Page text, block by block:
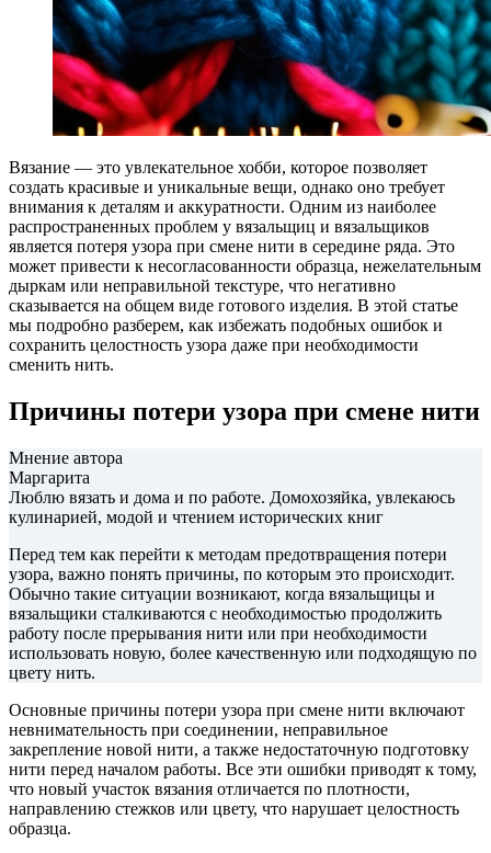
Вязание — это увлекательное хобби, которое позволяет
создать красивые и уникальные вещи, однако оно требует
внимания к деталям и аккуратности. Одним из наиболее
распространенных проблем у вязальщиц и вязальщиков
является потеря узора при смене нити в середине ряда. Это
может привести к несогласованности образца, нежелательным
дыркам или неправильной текстуре, что негативно
сказывается на общем виде готового изделия. В этой статье
мы подробно разберем, как избежать подобных ошибок и
сохранить целостность узора даже при необходимости
сменить нить.
Причины потери узора при смене нити
Мнение автора
Маргарита
Люблю вязать и дома и по работе. Домохозяйка, увлекаюсь
кулинарией, модой и чтением исторических книг
Перед тем как перейти к методам предотвращения потери
узора, важно понять причины, по которым это происходит.
Обычно такие ситуации возникают, когда вязальщицы и
вязальщики сталкиваются с необходимостью продолжить
работу после прерывания нити или при необходимости
использовать новую, более качественную или подходящую по
цвету нить.
Основные причины потери узора при смене нити включают
невнимательность при соединении, неправильное
закрепление новой нити, а также недостаточную подготовку
нити перед началом работы. Все эти ошибки приводят к тому,
что новый участок вязания отличается по плотности,
направлению стежков или цвету, что нарушает целостность
образца.